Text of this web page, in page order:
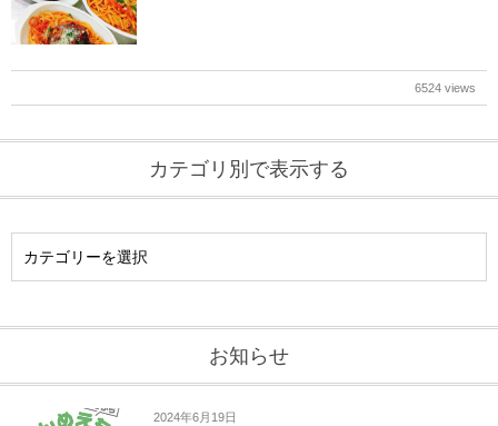
6524 views
カテゴリ別で表示する
お知らせ
2024年6月19日